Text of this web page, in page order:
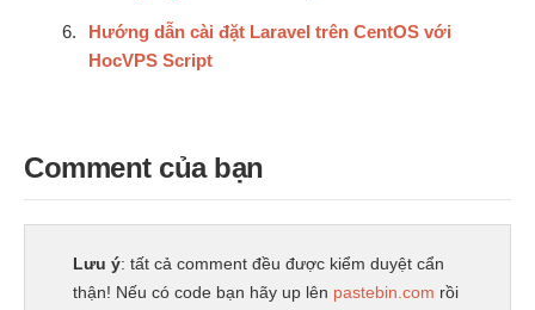
Hướng dẫn cài đặt Laravel trên CentOS với
HocVPS Script
Comment của bạn
Lưu ý: tất cả comment đều được kiểm duyệt cẩn
thận! Nếu có code bạn hãy up lên pastebin.com rồi